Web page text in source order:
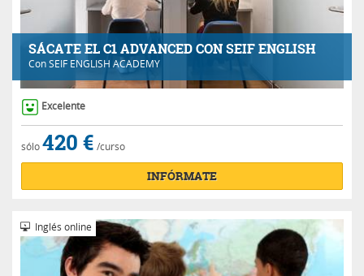
SÁCATE EL C1 ADVANCED CON SEIF ENGLISH
ConSEIF ENGLISH ACADEMY
Excelente
sólo420 € /curso
INFÓRMATE
Inglés online